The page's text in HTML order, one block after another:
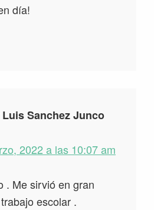
día!
Sanchez Junco
2022 a las 10:07 am
. Me sirvió en gran
escolar .